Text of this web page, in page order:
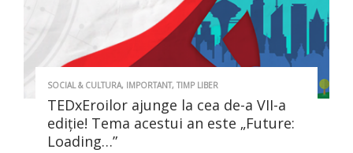
SOCIAL & CULTURA, IMPORTANT, TIMP LIBER
TEDxEroilor ajunge la cea de-a VII-a
ediție! Tema acestui an este „Future:
Loading…”